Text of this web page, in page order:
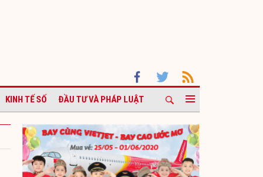
KINH TẾ SỐ ĐẦU TƯ VÀ PHÁP LUẬT